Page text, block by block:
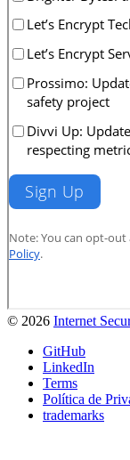
© 2026 Internet
GitHub
LinkedIn
Terms
Política de
trademarks